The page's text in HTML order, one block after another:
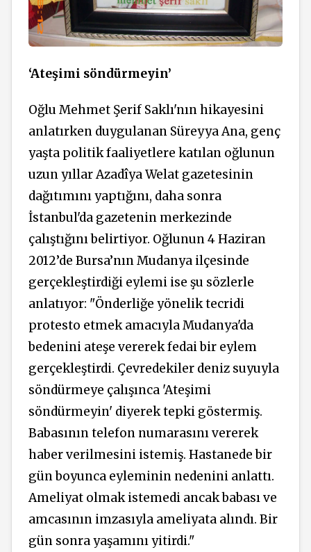
‘Ateşimi söndürmeyin’
Oğlu Mehmet Şerif Saklı'nın hikayesini
anlatırken duygulanan Süreyya Ana, genç
yaşta politik faaliyetlere katılan oğlunun
uzun yıllar Azadîya Welat gazetesinin
dağıtımını yaptığını, daha sonra
İstanbul'da gazetenin merkezinde
çalıştığını belirtiyor. Oğlunun 4 Haziran
2012’de Bursa’nın Mudanya ilçesinde
gerçekleştirdiği eylemi ise şu sözlerle
anlatıyor: "Önderliğe yönelik tecridi
protesto etmek amacıyla Mudanya'da
bedenini ateşe vererek fedai bir eylem
gerçekleştirdi. Çevredekiler deniz suyuyla
söndürmeye çalışınca 'Ateşimi
söndürmeyin' diyerek tepki göstermiş.
Babasının telefon numarasını vererek
haber verilmesini istemiş. Hastanede bir
gün boyunca eyleminin nedenini anlattı.
Ameliyat olmak istemedi ancak babası ve
amcasının imzasıyla ameliyata alındı. Bir
gün sonra yaşamını yitirdi."